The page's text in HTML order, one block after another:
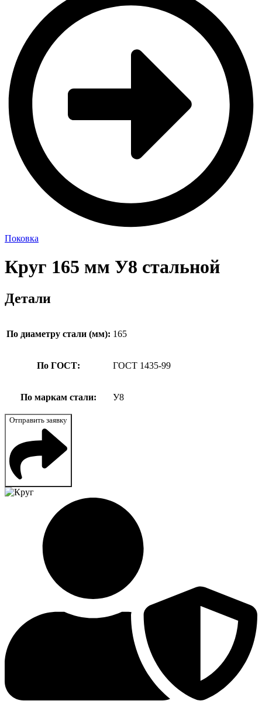
Поковка
Круг 165 мм У8 стальной
Детали
По диаметру стали (мм): 165
По ГОСТ: ГОСТ 1435-99
По маркам стали: У8
Отправить заявку